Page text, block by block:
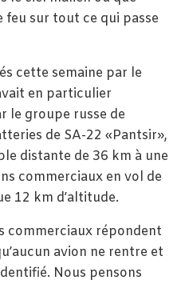
feu sur tout ce qui passe
cette semaine par le
en particulier
le groupe russe de
de SA-22 «Pantsir»,
distante de 36 km à une
commerciaux en vol de
12 km d’altitude.
commerciaux répondent
avion ne rentre et
Nous pensons